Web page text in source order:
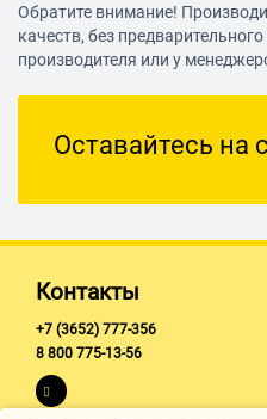
Обратите внимание!
качеств, без
производителя или у
Оставайтесь на
Контакты
+7 (3652) 777-356
8 800 775-13-56